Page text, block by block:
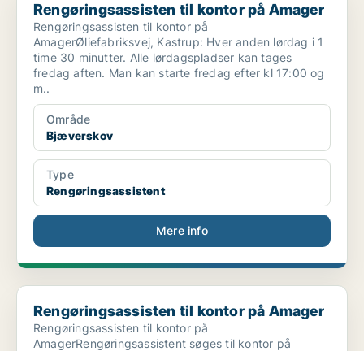
Rengøringsassisten til kontor på Amager
Rengøringsassisten til kontor på
AmagerØliefabriksvej, Kastrup: Hver anden lørdag i 1
time 30 minutter. Alle lørdagspladser kan tages
fredag aften. Man kan starte fredag efter kl 17:00 og
m..
Område
Bjæverskov
Type
Rengøringsassistent
Mere info
Rengøringsassisten til kontor på Amager
Rengøringsassisten til kontor på Amager
Rengøringsassisten til kontor på
AmagerRengøringsassistent søges til kontor på